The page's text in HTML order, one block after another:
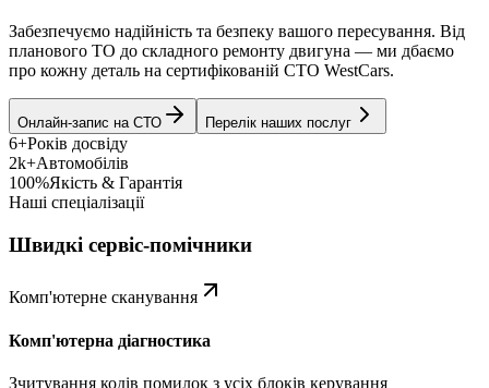
Забезпечуємо надійність та безпеку вашого пересування. Від
планового ТО до складного ремонту двигуна — ми дбаємо
про кожну деталь на сертифікованій СТО WestCars.
Онлайн-запис на СТО Перелік наших послуг
6+Років досвіду
2k+Автомобілів
100%Якість & Гарантія
Наші спеціалізації
Швидкі сервіс-помічники
Комп'ютерне сканування
Комп'ютерна діагностика
Зчитування кодів помилок з усіх блоків керування